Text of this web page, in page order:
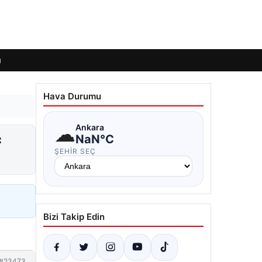
Hava Durumu
☁Ankara
NaN°C
ŞEHIR SEÇ
Bizi Takip Edin